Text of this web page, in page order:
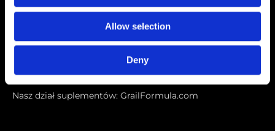
Allow selection
Deny
W24PEPTIDES działamy pod własną marką – Grail
Formula. Kieruje nami jedno przekonanie: jakość bez
kompromisów.
a
c
e
n
s
t
Nasz dział suplementów: GrailFormula.com